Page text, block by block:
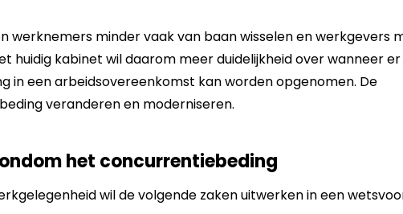
werknemers minder vaak van baan wisselen en werkgevers
huidig kabinet wil daarom meer duidelijkheid over wanneer
in een arbeidsovereenkomst kan worden opgenomen. De
veranderen en moderniseren.
het concurrentiebeding
wil de volgende zaken uitwerken in een